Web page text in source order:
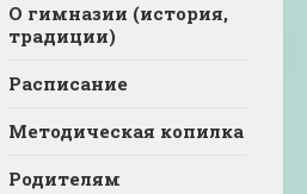
О гимназии (история,
традиции)
Расписание
Методическая копилка
Родителям